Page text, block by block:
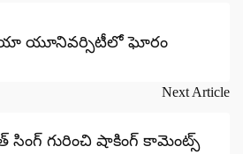
యూనివర్సిటీలో ఘోరం
Next Article
సింగ్ గురించి షాకింగ్ కామెంట్స్